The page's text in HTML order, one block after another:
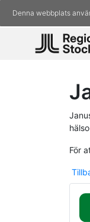
Denna webbplats
För